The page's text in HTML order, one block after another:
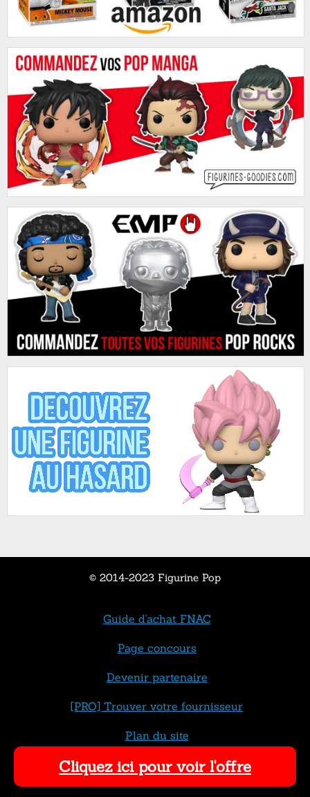
Cliquez ici pour voir l'offre
© 2014-2023 Figurine Pop
Guide d'achat FNAC
Page concours
Devenir partenaire
[PRO] Trouver votre fournisseur
Plan du site
Contact